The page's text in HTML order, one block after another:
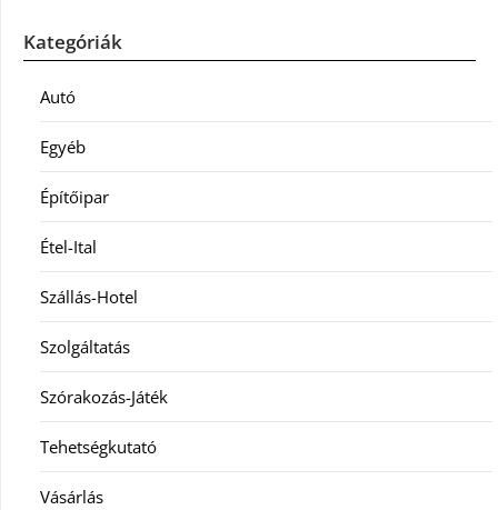
Kategóriák
Autó
Egyéb
Építőipar
Étel-Ital
Szállás-Hotel
Szolgáltatás
Szórakozás-Játék
Tehetségkutató
Vásárlás